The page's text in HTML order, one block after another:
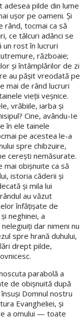
adesea pilde din lume
uşor pe oameni. Şi
rând, tocmai ca să
ce tâlcuri adânci se
un rost în lucruri
războaie;
şi întâmplărilor de zi
au păşit vreodată pe
mai de rând lucruri
vieţii veşnice.
vrăbiile, iarba şi
Cine, avându-Ie
în ele tainele
pe acestea le-a
spre chibzuire,
cereşti nemăsurate.
mai obişnuite ca să
istoria căderii şi
şi mila lui
au văzut
înfăţişate de
neghinei, a
dar nimeni nu
spre hrană duhului,
drept pilde,
parabolă a
de obişnuită după
Domnul nostru
Evangheliei, şi
a omului — toate